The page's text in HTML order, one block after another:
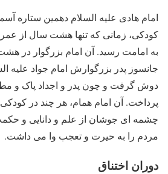
امام هادی علیه السلام دهمین ستاره
کودکی، زمانی که تنها هشت سال از
به امامت رسید. آن امام بزرگوار در
جانسوز پدر بزرگوارش امام جواد علیه
دوش گرفت و چون پدر و اجداد پاک و
پرداخت. آن امام همام، هر چند در
چشمه ای جوشان از علم و دانایی و حکمت
مردم را به حیرت و تعجب وا می داشت.
دوران اختناق